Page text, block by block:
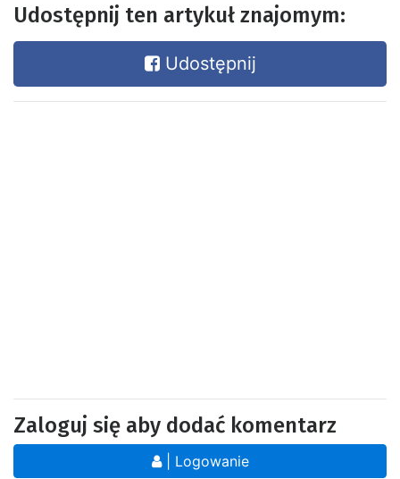
Udostępnij ten artykuł znajomym:
Udostępnij
Zaloguj się aby dodać komentarz
| Logowanie